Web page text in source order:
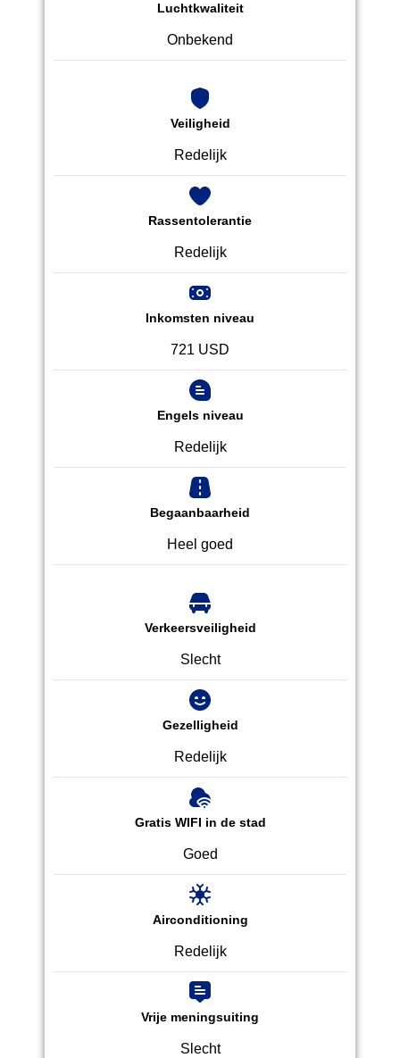
Luchtkwaliteit
Onbekend
Veiligheid
Redelijk
Rassentolerantie
Redelijk
Inkomsten niveau
721 USD
Engels niveau
Redelijk
Begaanbaarheid
Heel goed
Verkeersveiligheid
Slecht
Gezelligheid
Redelijk
Gratis WIFI in de stad
Goed
Airconditioning
Redelijk
Vrije meningsuiting
Slecht